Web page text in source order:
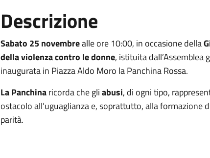
Descrizione
Sabato 25 novembrealle ore 10:00, in occasione della
della violenza contro le donne, istituita dall’Assemblea
inaugurata in Piazza Aldo Moro la Panchina Rossa.
La Panchinaricorda che gliabusi, di ogni tipo,
ostacolo all’uguaglianza e, soprattutto, alla formazione
parità.